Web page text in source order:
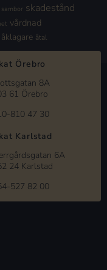
sambor skadestånd
vårdnad
åklagare åtal
Örebro
8A
61 Örebro
810 47 30
Karlstad
6A
24 Karlstad
527 82 00